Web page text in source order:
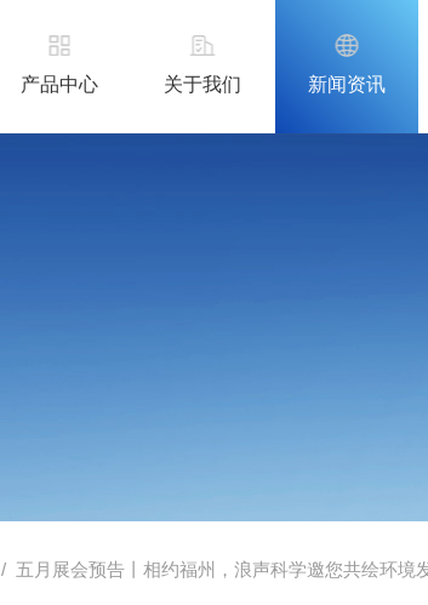
产品中心 关于我们 新闻资讯
/ 五月展会预告丨相约福州，浪声科学邀您共绘环境